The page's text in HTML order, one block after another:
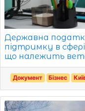
Державна
підтримку в
що належить
Документ Бізнес